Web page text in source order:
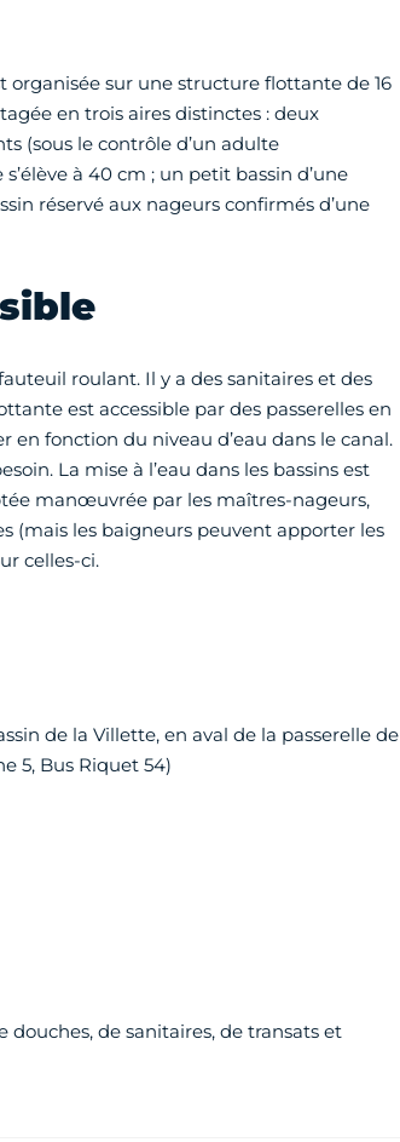
sur une structure flottante de 16
en trois aires distinctes : deux
(sous le contrôle d’un adulte
à 40 cm ; un petit bassin d’une
réservé aux nageurs confirmés d’une
roulant. Il y a des sanitaires et des
est accessible par des passerelles en
en fonction du niveau d’eau dans le canal.
La mise à l’eau dans les bassins est
manœuvrée par les maîtres-nageurs,
(mais les baigneurs peuvent apporter les
celles-ci.
de la Villette, en aval de la passerelle de
5, Bus Riquet 54)
douches, de sanitaires, de transats et